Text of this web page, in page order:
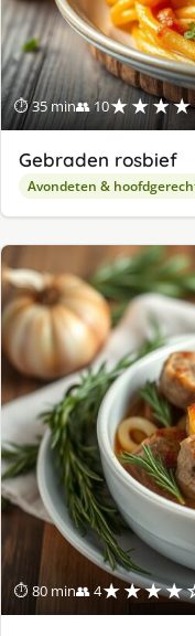
⏱ 35 min👥 10
Gebraden rosbief
Avondeten &
⏱ 80 min👥 4